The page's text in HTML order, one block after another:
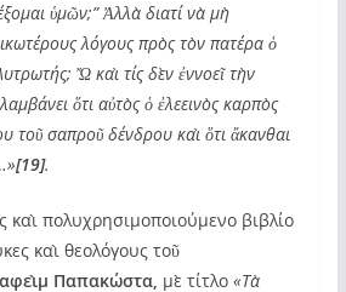
ὑμῶν;” Ἀλλὰ διατί νὰ μὴ
λόγους πρὸς τὸν πατέρα ὁ
Ὤ καὶ τίς δὲν ἐννοεῖ τὴν
ὅτι αὐτὸς ὁ ἐλεεινὸς καρπὸς
τοῦ σαπροῦ δένδρου καὶ ὅτι ἄκανθαι
[19].
καὶ πολυχρησιμοποιούμενο βιβλίο
καὶ θεολόγους τοῦ
Παπακώστα, μὲ τίτλο «Τὰ